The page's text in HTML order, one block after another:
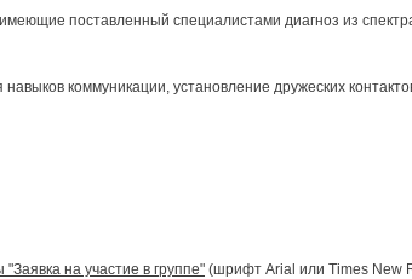
поставленный специалистами диагноз из
коммуникации, установление дружеских
на участие в группе" (шрифт Arial или Times New